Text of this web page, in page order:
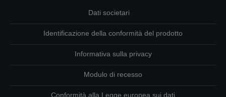
Dati societari
Identificazione della conformità del prodotto
Informativa sulla privacy
Modulo di recesso
Conformità alla Legge europea sui dati